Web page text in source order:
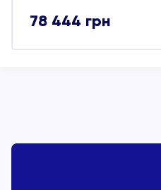
78 444 грн